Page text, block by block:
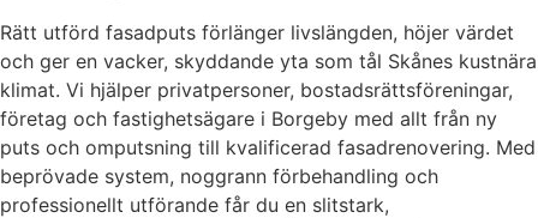
Rätt utförd fasadputs förlänger livslängden, höjer värdet
och ger en vacker, skyddande yta som tål Skånes kustnära
klimat. Vi hjälper privatpersoner, bostadsrättsföreningar,
företag och fastighetsägare i Borgeby med allt från ny
puts och omputsning till kvalificerad fasadrenovering. Med
beprövade system, noggrann förbehandling och
professionellt utförande får du en slitstark,